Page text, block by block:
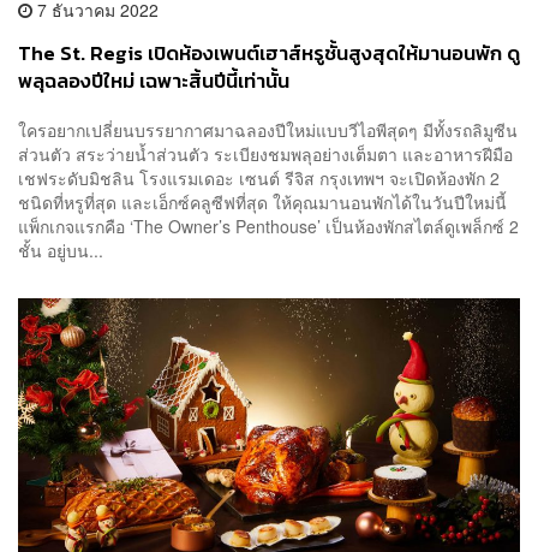
7 ธันวาคม 2022
The St. Regis เปิดห้องเพนต์เฮาส์หรูชั้นสูงสุดให้มานอนพัก ดู
พลุฉลองปีใหม่ เฉพาะสิ้นปีนี้เท่านั้น
ใครอยากเปลี่ยนบรรยากาศมาฉลองปีใหม่แบบวีไอพีสุดๆ มีทั้งรถลิมูซีน
ส่วนตัว สระว่ายน้ำส่วนตัว ระเบียงชมพลุอย่างเต็มตา และอาหารฝีมือ
เชฟระดับมิชลิน โรงแรมเดอะ เซนต์ รีจิส กรุงเทพฯ จะเปิดห้องพัก 2
ชนิดที่หรูที่สุด และเอ็กซ์คลูซีฟที่สุด ให้คุณมานอนพักได้ในวันปีใหม่นี้
แพ็กเกจแรกคือ ‘The Owner’s Penthouse’ เป็นห้องพักสไตล์ดูเพล็กซ์ 2
ชั้น อยู่บน...